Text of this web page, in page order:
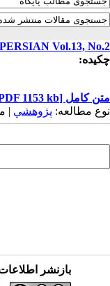
Vol.13, No.2
چکیده:
متن کامل [PDF 1153 kb]
نوع مطالعه: پژوهشي |
بازنشر